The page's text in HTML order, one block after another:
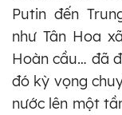
Putin đến
như Tân Hoa
Hoàn cầu… đã
đó kỳ vọng
nước lên một